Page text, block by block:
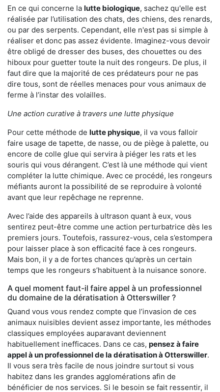
En ce qui concerne la lutte biologique, sachez qu'elle est
réalisée par l’utilisation des chats, des chiens, des renards,
ou par des serpents. Cependant, elle n'est pas si simple à
réaliser et donc pas assez évidente. Imaginez-vous devoir
être obligé de dresser des buses, des chouettes ou des
hiboux pour guetter toute la nuit des rongeurs. De plus, il
faut dire que la majorité de ces prédateurs pour ne pas
dire tous, sont de réelles menaces pour vous animaux de
ferme à l’instar des volailles.
Une action curative à travers une lutte physique
Pour cette méthode de lutte physique, il va vous falloir
faire usage de tapette, de nasse, ou de piège à palette, ou
encore de colle glue qui servira à piéger les rats et les
souris qui vous dérangent. C’est là une méthode qui vient
compléter la lutte chimique. Avec ce procédé, les rongeurs
méfiants auront la possibilité de se reproduire à volonté
avant que leur repêchage ne reprenne.
Avec l’aide des appareils à ultrason quant à eux, vous
sentirez peut-être comme une action perturbatrice dès les
premiers jours. Toutefois, rassurez-vous, cela s’estompera
pour laisser place à son efficacité face à ces rongeurs.
Mais bon, il y a de fortes chances qu’après un certain
temps que les rongeurs s’habituent à la nuisance sonore.
A quel moment faut-il faire appel à un professionnel
du domaine de la dératisation à Otterswiller ?
Quand vous vous rendez compte que l’invasion de ces
animaux nuisibles devient assez importante, les méthodes
classiques employées auparavant deviennent
habituellement inefficaces. Dans ce cas, pensez à faire
appel à un professionnel de la dératisation à Otterswiller.
Il vous sera très facile de nous joindre surtout si vous
habitez dans les grandes agglomérations afin de
bénéficier de nos services. Si le besoin se fait ressentir, il